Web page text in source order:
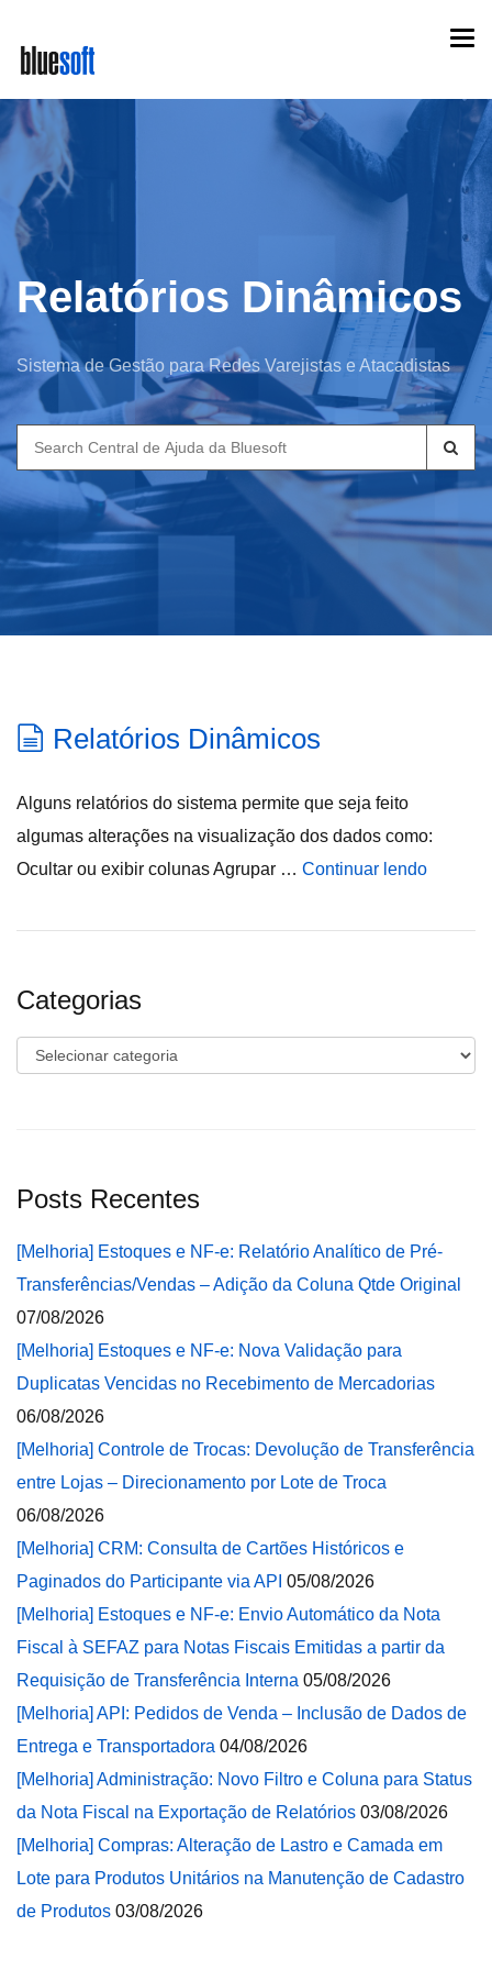
main
content
Relatórios Dinâmicos
Sistema de Gestão para Redes Varejistas e Atacadistas
Search
for:
Relatórios Dinâmicos
Alguns relatórios do sistema permite que seja feito
algumas alterações na visualização dos dados como:
Ocultar ou exibir colunas Agrupar … Continuar lendo
Categorias
Categorias
Posts Recentes
[Melhoria] Estoques e NF-e: Relatório Analítico de Pré-
Transferências/Vendas – Adição da Coluna Qtde Original
07/08/2026
[Melhoria] Estoques e NF-e: Nova Validação para
Duplicatas Vencidas no Recebimento de Mercadorias
06/08/2026
[Melhoria] Controle de Trocas: Devolução de Transferência
entre Lojas – Direcionamento por Lote de Troca
06/08/2026
[Melhoria] CRM: Consulta de Cartões Históricos e
Paginados do Participante via API 05/08/2026
[Melhoria] Estoques e NF-e: Envio Automático da Nota
Fiscal à SEFAZ para Notas Fiscais Emitidas a partir da
Requisição de Transferência Interna 05/08/2026
[Melhoria] API: Pedidos de Venda – Inclusão de Dados de
Entrega e Transportadora 04/08/2026
[Melhoria] Administração: Novo Filtro e Coluna para Status
da Nota Fiscal na Exportação de Relatórios 03/08/2026
[Melhoria] Compras: Alteração de Lastro e Camada em
Lote para Produtos Unitários na Manutenção de Cadastro
de Produtos 03/08/2026